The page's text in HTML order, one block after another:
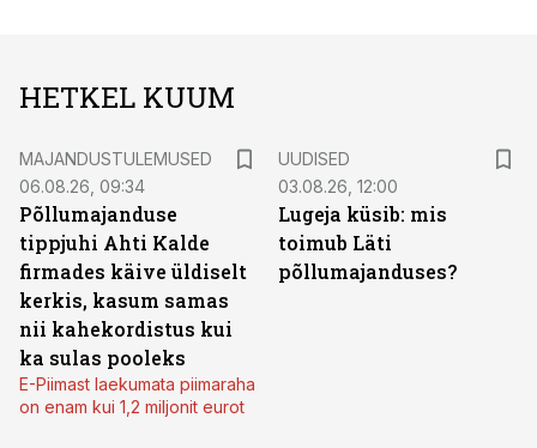
HETKEL KUUM
MAJANDUSTULEMUSED
06.08.26, 09:34
Põllumajanduse
tippjuhi Ahti Kalde
firmades käive üldiselt
kerkis, kasum samas
nii kahekordistus kui
ka sulas pooleks
E-Piimast laekumata piimaraha
on enam kui 1,2 miljonit eurot
UUDISED
03.08.26, 12:00
Lugeja küsib: mis
toimub Läti
põllumajanduses?